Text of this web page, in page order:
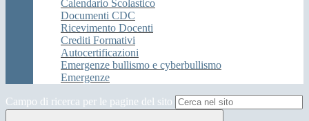
Calendario Scolastico
Documenti CDC
Ricevimento Docenti
Crediti Formativi
Autocertificazioni
Emergenze bullismo e cyberbullismo
Emergenze
Campo di ricerca per le pagine del sito